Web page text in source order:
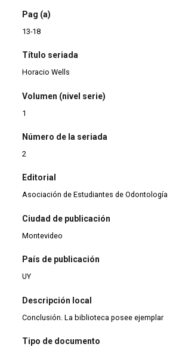
Pag (a)
13-18
Título seriada
Horacio Wells
Volumen (nivel serie)
1
Número de la seriada
2
Editorial
Asociación de Estudiantes de Odontología
Ciudad de publicación
Montevideo
País de publicación
UY
Descripción local
Conclusión. La biblioteca posee ejemplar
Tipo de documento